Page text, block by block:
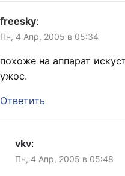
freesky:
Пн, 4 Апр, 2005 в 05:34
похоже на аппарат
ужос.
Ответить
vkv:
Пн, 4 Апр, 2005 в 05:48